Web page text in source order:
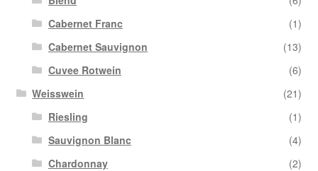
Cabernet Franc
(1)
Cabernet Sauvignon
(13)
Cuvee Rotwein
(6)
Weisswein
(21)
Riesling
(1)
Sauvignon Blanc
(4)
Chardonnay
(2)